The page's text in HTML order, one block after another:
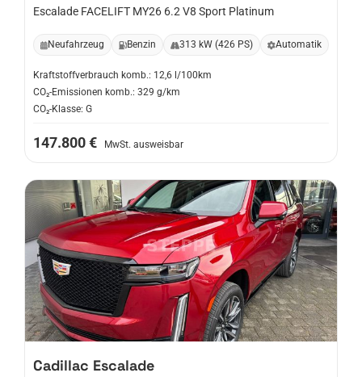
Escalade FACELIFT MY26 6.2 V8 Sport Platinum
Neufahrzeug Benzin 313 kW (426 PS) Automatik
Kraftstoffverbrauch komb.: 12,6 l/100km
CO₂-Emissionen komb.: 329 g/km
CO₂-Klasse: G
147.800 € MwSt. ausweisbar
Cadillac Escalade